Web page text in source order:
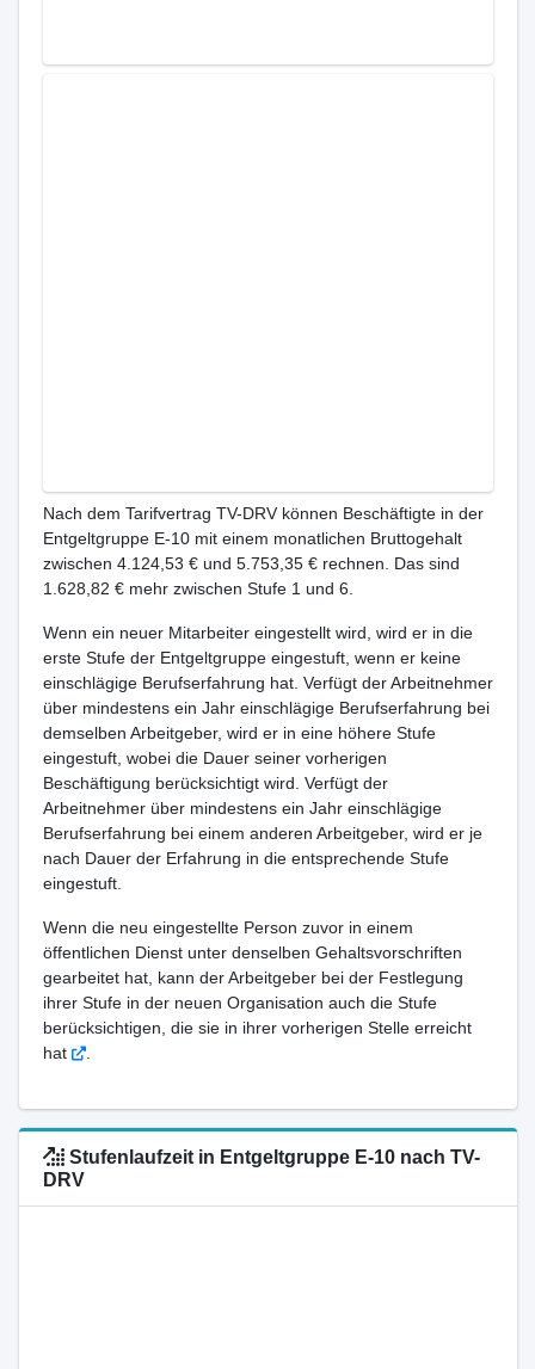
Nach dem Tarifvertrag TV-DRV können Beschäftigte in der
Entgeltgruppe E-10 mit einem monatlichen Bruttogehalt
zwischen 4.124,53 € und 5.753,35 € rechnen. Das sind
1.628,82 € mehr zwischen Stufe 1 und 6.
Wenn ein neuer Mitarbeiter eingestellt wird, wird er in die
erste Stufe der Entgeltgruppe eingestuft, wenn er keine
einschlägige Berufserfahrung hat. Verfügt der Arbeitnehmer
über mindestens ein Jahr einschlägige Berufserfahrung bei
demselben Arbeitgeber, wird er in eine höhere Stufe
eingestuft, wobei die Dauer seiner vorherigen
Beschäftigung berücksichtigt wird. Verfügt der
Arbeitnehmer über mindestens ein Jahr einschlägige
Berufserfahrung bei einem anderen Arbeitgeber, wird er je
nach Dauer der Erfahrung in die entsprechende Stufe
eingestuft.
Wenn die neu eingestellte Person zuvor in einem
öffentlichen Dienst unter denselben Gehaltsvorschriften
gearbeitet hat, kann der Arbeitgeber bei der Festlegung
ihrer Stufe in der neuen Organisation auch die Stufe
berücksichtigen, die sie in ihrer vorherigen Stelle erreicht
hat
.
Stufenlaufzeit in Entgeltgruppe E-10 nach TV-
DRV